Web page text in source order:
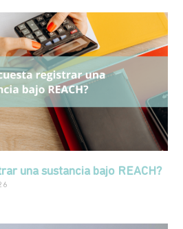
una sustancia bajo REACH?